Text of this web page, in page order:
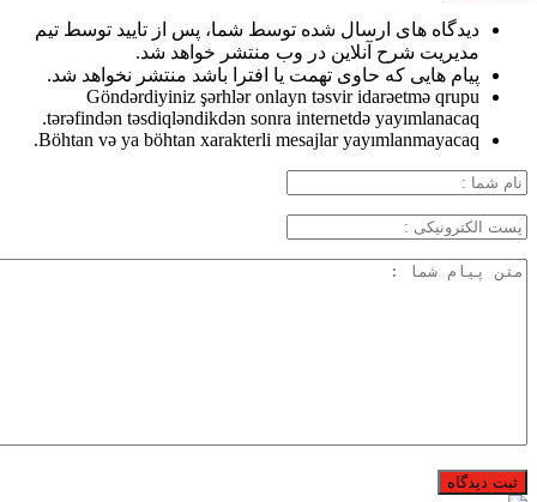
دیدگاه های ارسال شده توسط شما، پس از تایید توسط تیم
مدیریت شرح آنلاین در وب منتشر خواهد شد.
پیام هایی که حاوی تهمت یا افترا باشد منتشر نخواهد شد.
Göndərdiyiniz şərhlər onlayn təsvir idarəetmə qrupu
tərəfindən təsdiqləndikdən sonra internetdə yayımlanacaq.
Böhtan və ya böhtan xarakterli mesajlar yayımlanmayacaq.